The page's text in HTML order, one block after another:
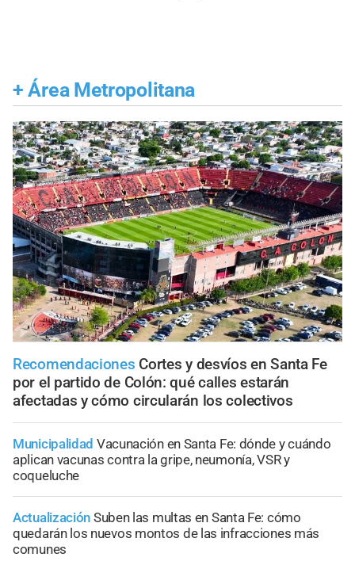
+ Área Metropolitana
Recomendaciones Cortes y desvíos en Santa Fe
por el partido de Colón: qué calles estarán
afectadas y cómo circularán los colectivos
Municipalidad Vacunación en Santa Fe: dónde y cuándo
aplican vacunas contra la gripe, neumonía, VSR y
coqueluche
Actualización Suben las multas en Santa Fe: cómo
quedarán los nuevos montos de las infracciones más
comunes